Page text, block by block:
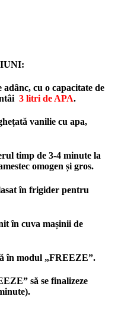
cu o capacitate de
3 litri de APA.
vanilie cu apa,
timp de 3-4 minute la
omogen și gros.
în frigider pentru
în cuva mașinii de
în modul „FREEZE”.
să se finalizeze